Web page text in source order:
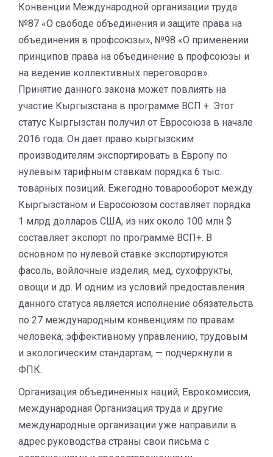
Конвенции Международной организации труда
№87 «О свободе объединения и защите права на
объединения в профсоюзы», №98 «О применении
принципов права на объединение в профсоюзы и
на ведение коллективных переговоров».
Принятие данного закона может повлиять на
участие Кыргызстана в программе ВСП +. Этот
статус Кыргызстан получил от Евросоюза в начале
2016 года. Он дает право кыргызским
производителям экспортировать в Европу по
нулевым тарифным ставкам порядка 6 тыс.
товарных позиций. Ежегодно товарооборот между
Кыргызстаном и Евросоюзом составляет порядка
1 млрд долларов США, из них около 100 млн $
составляет экспорт по программе ВСП+. В
основном по нулевой ставке экспортируются
фасоль, войлочные изделия, мед, сухофрукты,
овощи и др. И одним из условий предоставления
данного статуса является исполнение обязательств
по 27 международным конвенциям по правам
человека, эффективному управлению, трудовым
и экологическим стандартам, — подчеркнули в
ФПК.
Организация объединенных наций, Еврокомиссия,
международная Организация труда и другие
международные организации уже направили в
адрес руководства страны свои письма с